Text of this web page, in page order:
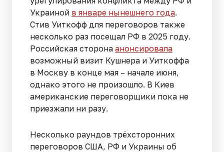
Украиной в январе нынешнего года.
Стив Уиткофф для переговоров также
несколько раз посещал РФ в 2025 году.
Российская сторона анонсировала
возможный визит Кушнера и Уиткоффа
в Москву в конце мая – начале июня,
однако этого не произошло. В Киев
американские переговорщики пока не
приезжали ни разу.
Несколько раундов трёхсторонних
переговоров США, РФ и Украины об